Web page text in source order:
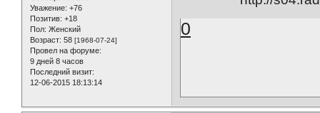
Уважение: +76
Позитив: +18
Пол: Женский
Возраст: 58 [1968-07-24]
Провел на форуме:
9 дней 8 часов
Последний визит:
12-06-2015 18:13:14
0